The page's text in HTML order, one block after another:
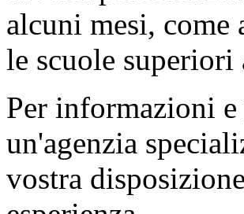
alcuni mesi, come
le scuole superiori
Per informazioni
un'agenzia
vostra